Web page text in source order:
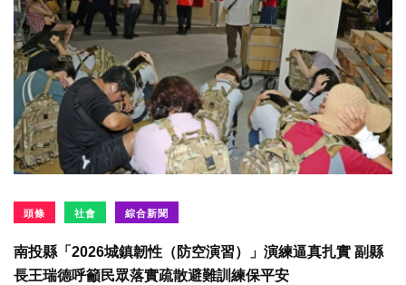
頭條 社會 綜合新聞
南投縣「2026城鎮韌性（防空演習）」演練逼真扎實 副縣
長王瑞德呼籲民眾落實疏散避難訓練保平安